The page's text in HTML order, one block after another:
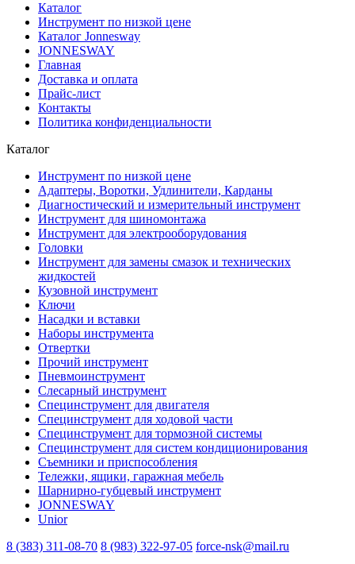
Каталог
Инструмент по низкой цене
Каталог Jonnesway
JONNESWAY
Главная
Доставка и оплата
Прайс-лист
Контакты
Политика конфиденциальности
Каталог
Инструмент по низкой цене
Адаптеры, Воротки, Удлинители, Карданы
Диагностический и измерительный инструмент
Инструмент для шиномонтажа
Инструмент для электрооборудования
Головки
Инструмент для замены смазок и технических
жидкостей
Кузовной инструмент
Ключи
Насадки и вставки
Наборы инструмента
Отвертки
Прочий инструмент
Пневмоинструмент
Слесарный инструмент
Специнструмент для двигателя
Специнструмент для ходовой части
Специнструмент для тормозной системы
Специнструмент для систем кондиционирования
Съемники и приспособления
Тележки, ящики, гаражная мебель
Шарнирно-губцевый инструмент
JONNESWAY
Unior
8 (383) 311-08-70 8 (983) 322-97-05 force-nsk@mail.ru